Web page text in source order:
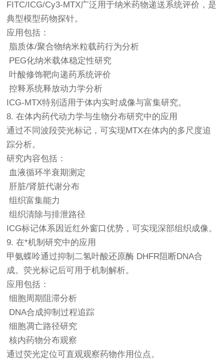
FITC/ICG/Cy3-MTX广泛用于纳米药物递送系统评价，是
典型模型药物探针。
应用包括：
脂质体/聚合物纳米粒载药行为分析
PEG化纳米载体稳定性研究
叶酸修饰靶向递药系统评价
控释系统释放动力学分析
ICG-MTX特别适用于体内实时成像与富集研究。
8. 在体内药代动力学与生物分布研究中的应用
通过不同波段荧光标记，可实现MTX在体内的多尺度追
踪分析。
研究内容包括：
血液循环半衰期测定
肝脏/肾脏代谢分布
组织富集能力
组织清除与排泄路径
ICG标记体系因近红外窗口优势，可实现深部组织成像。
9. 在*机制研究中的应用
甲氨蝶呤通过抑制二氢叶酸还原酶 DHFR阻断DNA合
成。荧光标记后可用于机制解析。
应用包括：
细胞周期阻滞分析
DNA合成抑制过程追踪
细胞凋亡路径研究
核内药物分布观察
通过荧光定位可直观观察药物作用位点。